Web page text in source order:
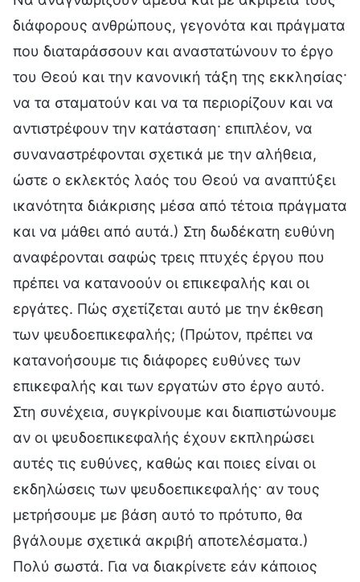
διάφορους ανθρώπους, γεγονότα και πράγματα
που διαταράσσουν και αναστατώνουν το έργο
του Θεού και την κανονική τάξη της εκκλησίας·
να τα σταματούν και να τα περιορίζουν και να
αντιστρέφουν την κατάσταση· επιπλέον, να
συναναστρέφονται σχετικά με την αλήθεια,
ώστε ο εκλεκτός λαός του Θεού να αναπτύξει
ικανότητα διάκρισης μέσα από τέτοια πράγματα
και να μάθει από αυτά.) Στη δωδέκατη ευθύνη
αναφέρονται σαφώς τρεις πτυχές έργου που
πρέπει να κατανοούν οι επικεφαλής και οι
εργάτες. Πώς σχετίζεται αυτό με την έκθεση
των ψευδοεπικεφαλής; (Πρώτον, πρέπει να
κατανοήσουμε τις διάφορες ευθύνες των
επικεφαλής και των εργατών στο έργο αυτό.
Στη συνέχεια, συγκρίνουμε και διαπιστώνουμε
αν οι ψευδοεπικεφαλής έχουν εκπληρώσει
αυτές τις ευθύνες, καθώς και ποιες είναι οι
εκδηλώσεις των ψευδοεπικεφαλής· αν τους
μετρήσουμε με βάση αυτό το πρότυπο, θα
βγάλουμε σχετικά ακριβή αποτελέσματα.)
Πολύ σωστά. Για να διακρίνετε εάν κάποιος